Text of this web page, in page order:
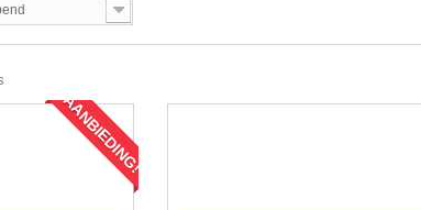
AANBIEDING!